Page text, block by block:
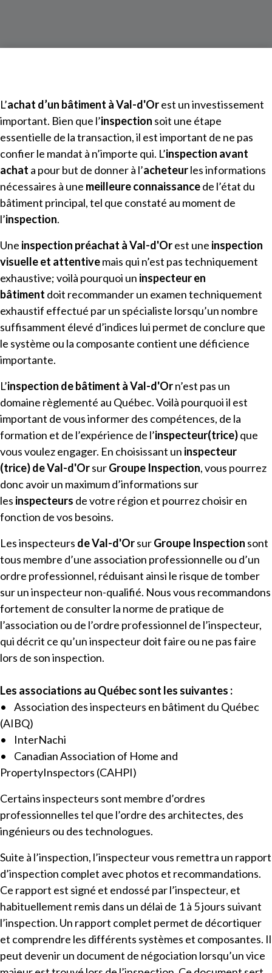
L’achat d’un bâtiment àVal-d'Orest un investissement
important. Bien que l’inspection soit une étape
essentielle de la transaction, il est important de ne pas
confier le mandat à n’importe qui. L’inspection avant
achat a pour but de donner à l’acheteurles informations
nécessaires à une meilleure connaissancede l’état du
bâtiment principal, tel que constaté au moment de
l’inspection.
Une inspection préachat àVal-d'Orest une inspection
visuelle et attentivemais qui n’est pas techniquement
exhaustive; voilà pourquoi un inspecteur en
bâtiment doit recommander un examen techniquement
exhaustif effectué par un spécialiste lorsqu’un nombre
suffisamment élevé d’indices lui permet de conclure que
le système ou la composante contient une déficience
importante.
L’inspection de bâtiment àVal-d'Or​n’est pas un
domaine règlementé au Québec. Voilà pourquoi il est
important de vous informer des compétences, de la
formation et de l’expérience de l’inspecteur(trice)que
vous voulez engager. En choisissant un inspecteur
(trice)deVal-d'Or​surGroupe Inspection, vous pourrez
donc avoir un maximum d’informations sur
les inspecteurs de votre région et pourrez choisir en
fonction de vos besoins.
Les inspecteurs deVal-d'Or​surGroupe Inspection sont
tous membre d’une association professionnelle ou d’un
ordre professionnel, réduisant ainsi le risque de tomber
sur un inspecteur non-qualifié. Nous vous recommandons
fortement de consulter la norme de pratique de
l’association ou de l’ordre professionnel de l’inspecteur,
qui décrit ce qu’un inspecteur doit faire ou ne pas faire
lors de son inspection.
Les associations au Québecsont les suivantes :
• Association des inspecteurs en bâtiment du Québec
(AIBQ)
• InterNachi
• Canadian Association of Home and
PropertyInspectors (CAHPI)
Certains inspecteurs sont membre d’ordres
professionnelles tel que l’ordre des architectes, des
ingénieurs ou des technologues.
Suite à l’inspection, l’inspecteur vous remettra un rapport
d’inspection complet avec photos et recommandations.
Ce rapport est signé et endossé par l’inspecteur, et
habituellement remis dans un délai de 1 à 5 jours suivant
l’inspection. Un rapport complet permet de décortiquer
et comprendre les différents systèmes et composantes. Il
peut devenir un document de négociation lorsqu’un vice